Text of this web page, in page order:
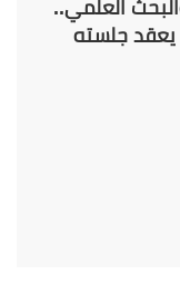
العلمي..
جلسته